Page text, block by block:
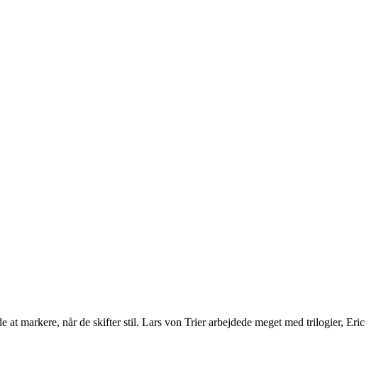
markere, når de skifter stil. Lars von Trier arbejdede meget med trilogier, Eric